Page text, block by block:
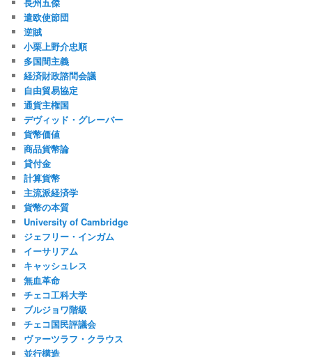
遣欧使節団
逆賊
小栗上野介忠順
多国間主義
経済財政諮問会議
自由貿易協定
通貨主権国
デヴィッド・グレーバー
貨幣価値
商品貨幣論
貸付金
計算貨幣
主流派経済学
貨幣の本質
University of Cambridge
ジェフリー・インガム
イーサリアム
キャッシュレス
無血革命
チェコ工科大学
ブルジョワ階級
チェコ国民評議会
ヴァーツラフ・クラウス
並行構造